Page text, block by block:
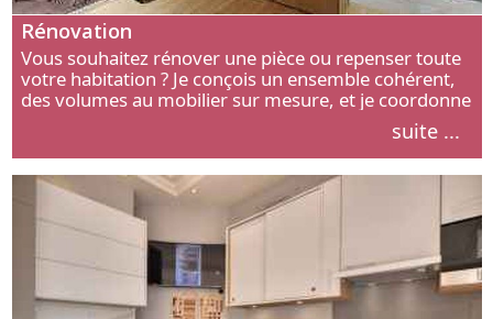
Rénovation
Vous souhaitez rénover une pièce ou repenser toute
votre habitation ? Je conçois un ensemble cohérent,
des volumes au mobilier sur mesure, et je coordonne
suite ...